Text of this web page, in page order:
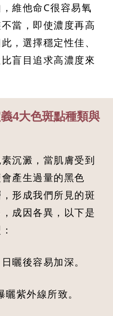
維他命C很容易氧
當，即使濃度再高
，選擇穩定性佳、
盲目追求高濃度來
4大色斑點種類與
沉澱，當肌膚受到
產生過量的黑色
形成我們所見的斑
成因各異，以下是
曬後容易加深。
紫外線所致。